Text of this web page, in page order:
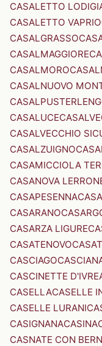
CASALETTO
CASALETTO VAPRIO
CASALGRASSO
CASALMAGGIORE
CASALMORO
CASALNUOVO
CASALUCE
CASALVECCHIO
CASALZUIGNO
CASAMICCIOLA
CASANOVA
CASAPESENNA
CASARANO
CASARZA LIGURE
CASATENOVO
CASCIAGO
CASCINETTE
CASELLACASELLE
CASELLE LURANI
CASIGNANACASINA
CASNATE CON